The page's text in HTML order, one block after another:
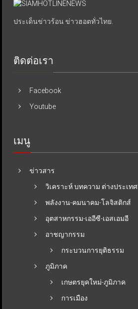
ประเด็นข่าวร้อน ข่าวฮอตทั่วไทย.
ติดต่อเรา
Facebook
Youtube
เมนู
ข่าวสาร
วิเคราะห์ บทความ ต่างประเทศ
พลังงาน-คมนาคม-โลจิสติกส์
อุตสาหกรรม-เออีซี-เอสเอมอี
อาชญากรรม
กระบวนการยุติธรรม
ภูมิภาค
เกษตรยุคใหม่-ภูมิภาค
การเมือง